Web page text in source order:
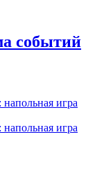
событий